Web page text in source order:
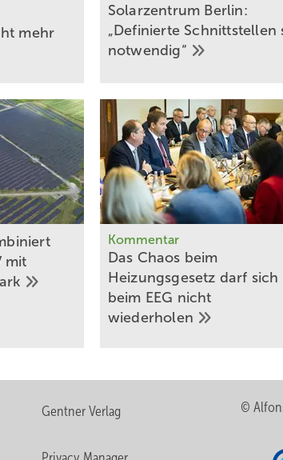
mehr
Solarzentrum Berlin:
„Definierte Schnittstellen
notwendig“
mit
Kommentar
Das Chaos beim
Heizungsgesetz darf sich
beim EEG nicht
wiederholen
Gentner Verlag ©